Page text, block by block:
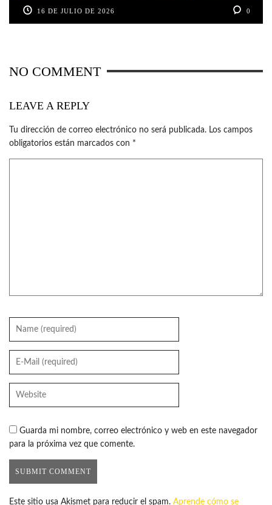
16 DE JULIO DE 2026 0
NO COMMENT
LEAVE A REPLY
Tu dirección de correo electrónico no será publicada. Los campos
obligatorios están marcados con *
Guarda mi nombre, correo electrónico y web en este navegador
para la próxima vez que comente.
Este sitio usa Akismet para reducir el spam. Aprende cómo se